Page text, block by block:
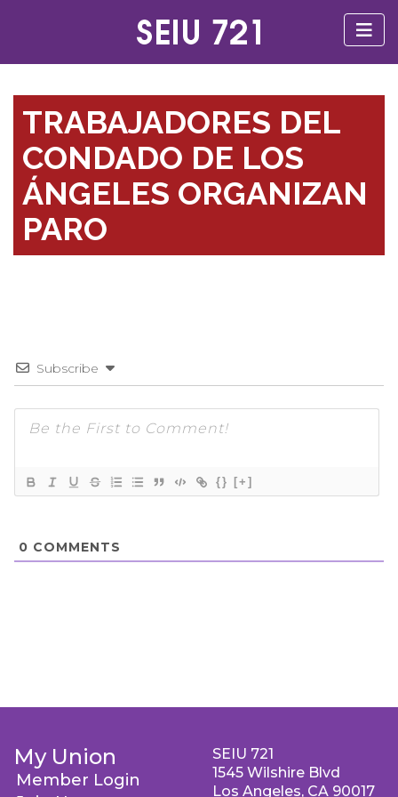
TRABAJADORES DEL
CONDADO DE LOS
ÁNGELES ORGANIZAN
PARO
Subscribe
{} [+]
0 COMMENTS
My Union
Member Login
SEIU 721
1545 Wilshire Blvd
Los Angeles, CA 90017